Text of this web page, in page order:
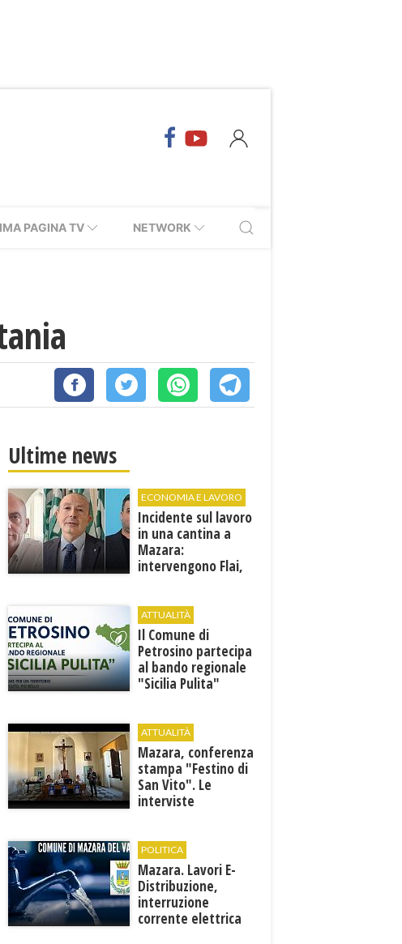
PAGINA TV NETWORK
Ultime news
ECONOMIA E LAVORO
Incidente sul lavoro
in una cantina a
Mazara:
intervengono Flai,
ATTUALITÀ
​Il Comune di
Petrosino partecipa
al bando regionale
"Sicilia Pulita"
ATTUALITÀ
Mazara, conferenza
stampa "Festino di
San Vito". Le
interviste
POLITICA
Mazara. Lavori E-
Distribuzione,
interruzione
corrente elettrica